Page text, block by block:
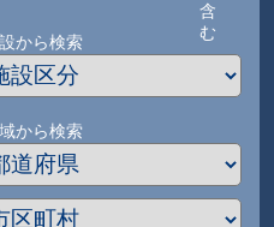
含
む
から検索
から検索